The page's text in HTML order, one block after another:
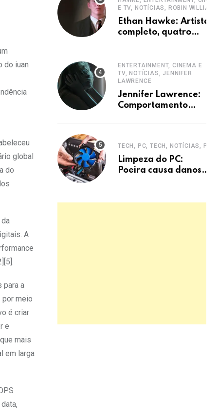
do iuan
global
do
A
para a
por meio
é criar
e
mais
em larga
E TV, NOTÍCIAS, ROBIN
Ethan Hawke: Artista
completo, quatro
ENTERTAINMENT, CINEMA E
TV, NOTÍCIAS, JENNIFER
LAWRENCE
Jennifer Lawrence:
Comportamento
defesa.
TECH, PC, TECH, NOTÍCIAS, PC
Limpeza do PC:
Poeira causa danos